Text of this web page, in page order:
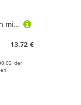
DDTKLSNV Federmäppchen mit fünf Silhouetten des hawaiianischen Tanzes, großes Fassungsvermögen, niedliches Federmäppchen, Make-up-Kosmetiktasche für Damen und Herren
13,72 €
der